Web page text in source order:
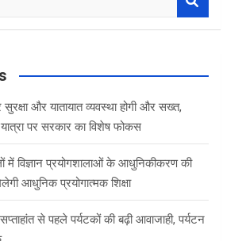
सुरक्षा और यातायात व्यवस्था होगी और सख्त,
पर सरकार का विशेष फोकस
में विज्ञान प्रयोगशालाओं के आधुनिकीकरण की
आधुनिक प्रयोगात्मक शिक्षा
से पहले पर्यटकों की बढ़ी आवाजाही, पर्यटन